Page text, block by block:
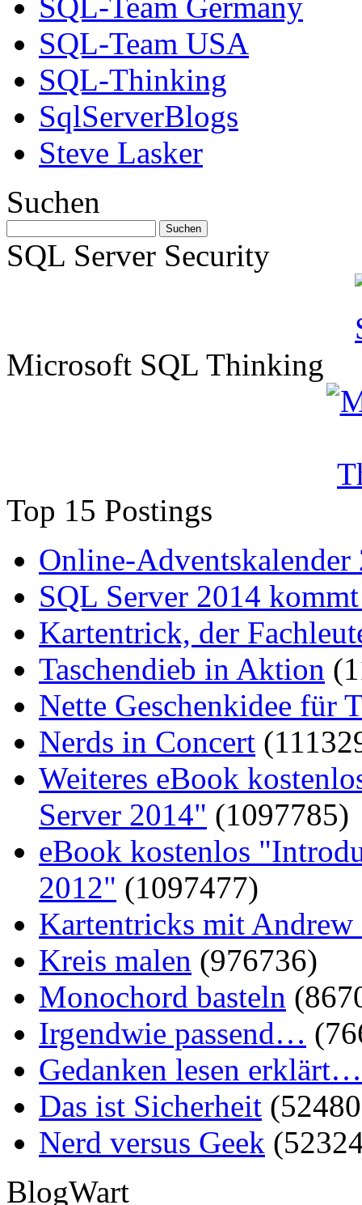
SQL-Team Germany
SQL-Team USA
SQL-Thinking
SqlServerBlogs
Steve Lasker
Suchen
SQL Server Security
Microsoft SQL Thinking
Top 15 Postings
Online-Adventskalender
SQL Server 2014
Kartentrick, der
Taschendieb in Aktion
Nette Geschenkidee für
Nerds in Concert
Weiteres eBook
Server 2014" (1097785)
eBook kostenlos
2012" (1097477)
Kartentricks mit
Kreis malen (976736)
Monochord basteln
Irgendwie passend…
Gedanken lesen erklärt…
Das ist Sicherheit
Nerd versus Geek
BlogWart